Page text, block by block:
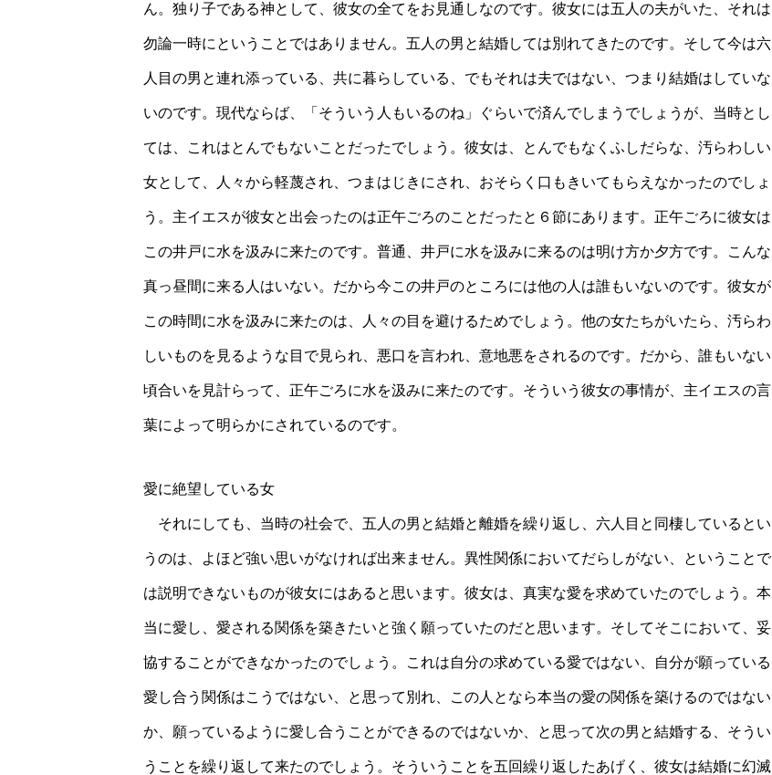
ん。独り子である神として、彼女の全てをお見通しなのです。彼女には五人の夫がいた、それは
勿論一時にということではありません。五人の男と結婚しては別れてきたのです。そして今は六
人目の男と連れ添っている、共に暮らしている、でもそれは夫ではない、つまり結婚はしていな
いのです。現代ならば、「そういう人もいるのね」ぐらいで済んでしまうでしょうが、当時とし
ては、これはとんでもないことだったでしょう。彼女は、とんでもなくふしだらな、汚らわしい
女として、人々から軽蔑され、つまはじきにされ、おそらく口もきいてもらえなかったのでしょ
う。主イエスが彼女と出会ったのは正午ごろのことだったと６節にあります。正午ごろに彼女は
この井戸に水を汲みに来たのです。普通、井戸に水を汲みに来るのは明け方か夕方です。こんな
真っ昼間に来る人はいない。だから今この井戸のところには他の人は誰もいないのです。彼女が
この時間に水を汲みに来たのは、人々の目を避けるためでしょう。他の女たちがいたら、汚らわ
しいものを見るような目で見られ、悪口を言われ、意地悪をされるのです。だから、誰もいない
頃合いを見計らって、正午ごろに水を汲みに来たのです。そういう彼女の事情が、主イエスの言
葉によって明らかにされているのです。
愛に絶望している女
それにしても、当時の社会で、五人の男と結婚と離婚を繰り返し、六人目と同棲しているとい
うのは、よほど強い思いがなければ出来ません。異性関係においてだらしがない、ということで
は説明できないものが彼女にはあると思います。彼女は、真実な愛を求めていたのでしょう。本
当に愛し、愛される関係を築きたいと強く願っていたのだと思います。そしてそこにおいて、妥
協することができなかったのでしょう。これは自分の求めている愛ではない、自分が願っている
愛し合う関係はこうではない、と思って別れ、この人となら本当の愛の関係を築けるのではない
か、願っているように愛し合うことができるのではないか、と思って次の男と結婚する、そうい
うことを繰り返して来たのでしょう。そういうことを五回繰り返したあげく、彼女は結婚に幻滅